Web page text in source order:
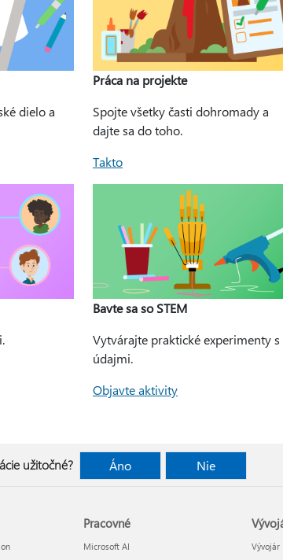
dielo a
Práca na projekte
Spojte všetky časti dohromady a
dajte sa do toho.
Takto
Bavte sa so STEM
Vytvárajte praktické experimenty s
údajmi.
Objavte aktivity
užitočné? Áno Nie
Pracovné
Microsoft AI Vývojár